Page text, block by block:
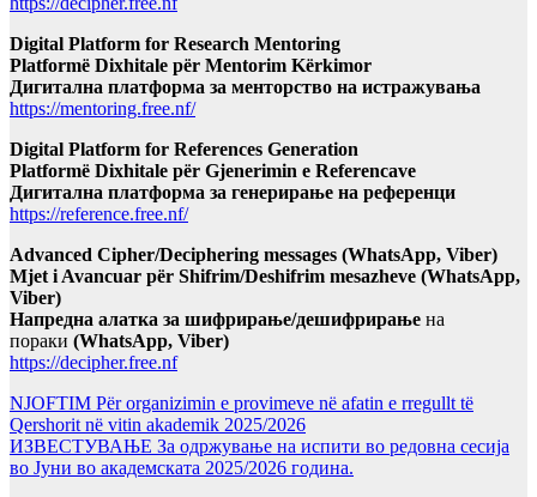
Digital Platform for Research Mentoring
Platformë Dixhitale për Mentorim Kërkimor
Дигитална платформа за менторство на истражувања
https://mentoring.free.nf/
Digital Platform for References Generation
Platformë Dixhitale për Gjenerimin e Referencave
Дигитална платформа за генерирање на референци
https://reference.free.nf/
Advanced Cipher/Deciphering messages (WhatsApp, Viber)
Mjet i Avancuar për Shifrim/Deshifrim mesazheve (WhatsApp,
Viber)
Напредна алатка за шифрирање/дешифрирање на
пораки (WhatsApp, Viber)
https://decipher.free.nf
NJOFTIM Për organizimin e provimeve në afatin e rregullt të
Qershorit në vitin akademik 2025/2026
ИЗВЕСТУВАЊЕ За одржување на испити во редовна сесија
во Јуни во академската 2025/2026 година.